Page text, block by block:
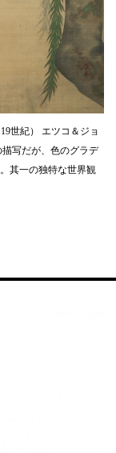
世紀） エツコ＆ジョ
写だが、色のグラデ
其一の独特な世界観